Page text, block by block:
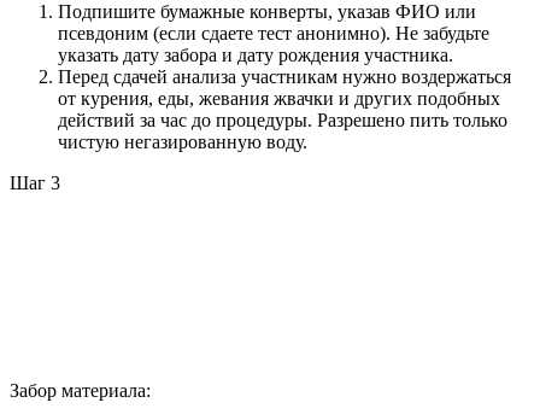
Подпишите бумажные конверты, указав ФИО или
псевдоним (если сдаете тест анонимно). Не забудьте
указать дату забора и дату рождения участника.
Перед сдачей анализа участникам нужно воздержаться
от курения, еды, жевания жвачки и других подобных
действий за час до процедуры. Разрешено пить только
чистую негазированную воду.
Шаг 3
Забор материала: